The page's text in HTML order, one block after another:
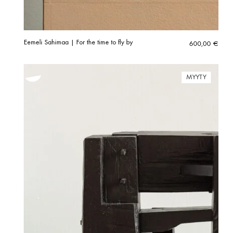
Eemeli Sahimaa | For the time to fly by 600,00 €
MYYTY